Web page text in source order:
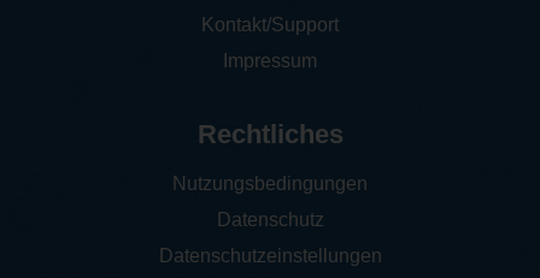
Kontakt/Support
Impressum
Rechtliches
Nutzungsbedingungen
Datenschutz
Datenschutzeinstellungen